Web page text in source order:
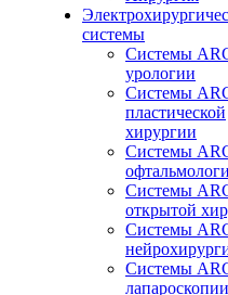
системы
Системы
урологии
Системы
пластической
хирургии
Системы
Системы
открытой
Системы
Системы
лапароскопии